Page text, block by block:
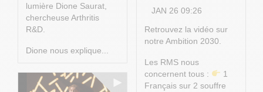
lumière Dione Saurat,
chercheuse Arthritis
R&D.
Dione nous explique...
JAN 26 09:26
Retrouvez la vidéo sur
notre Ambition 2030.
Les RMS nous
concernent tous :
1
Français sur 2 souffre